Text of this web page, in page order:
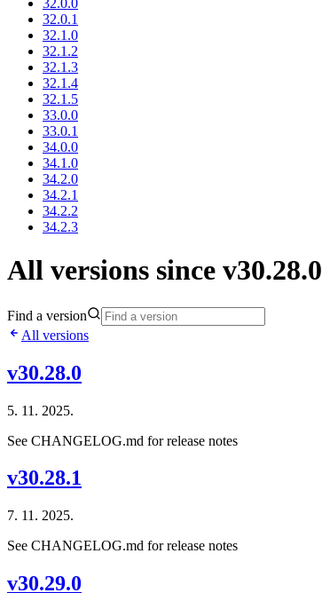
32.0.1
32.1.0
32.1.2
32.1.3
32.1.4
32.1.5
33.0.0
33.0.1
34.0.0
34.1.0
34.2.0
34.2.1
34.2.2
34.2.3
All versions since v30.28.0
Find a version
All versions
v30.28.0
5. 11. 2025.
See CHANGELOG.md for release notes
v30.28.1
7. 11. 2025.
See CHANGELOG.md for release notes
v30.29.0